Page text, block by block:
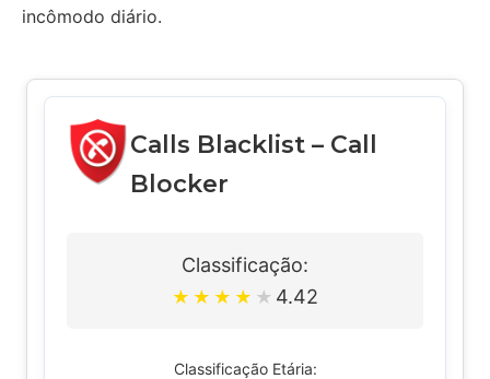
incômodo diário.
Calls Blacklist – Call
Blocker
Classificação:
★ ★ ★ ★ ★ 4.42
Classificação Etária: